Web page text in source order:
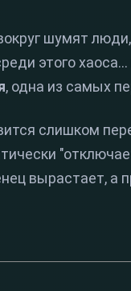
шумят
этого
, одна из самых
слишком
вырастает, а